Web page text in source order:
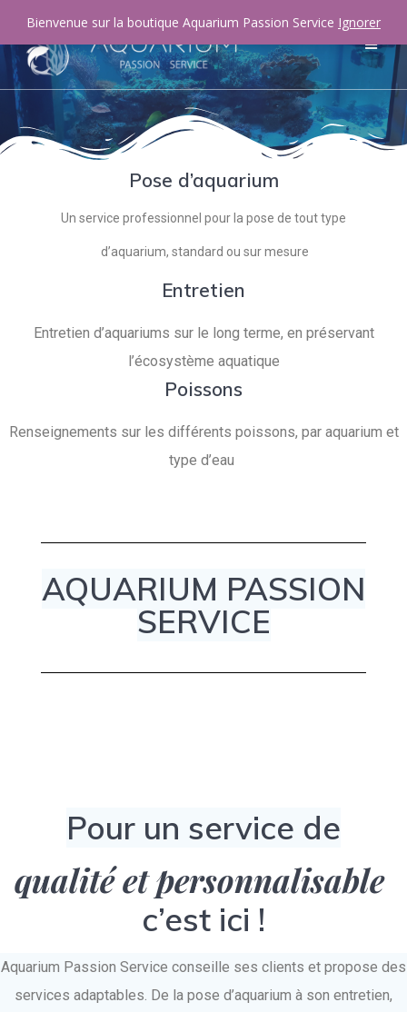
Pose d’aquarium
Un service professionnel pour la pose de tout type
d’aquarium, standard ou sur mesure
Entretien
Entretien d’aquariums sur le long terme, en préservant
l’écosystème aquatique
Poissons
Renseignements sur les différents poissons, par aquarium et
type d’eau
AQUARIUM PASSION
SERVICE
Pour un service de
qualité et personnalisable
c’est ici !
Aquarium Passion Service conseille ses clients et propose des
services adaptables. De la pose d’aquarium à son entretien,
Bienvenue sur la boutique Aquarium Passion Service Ignorer